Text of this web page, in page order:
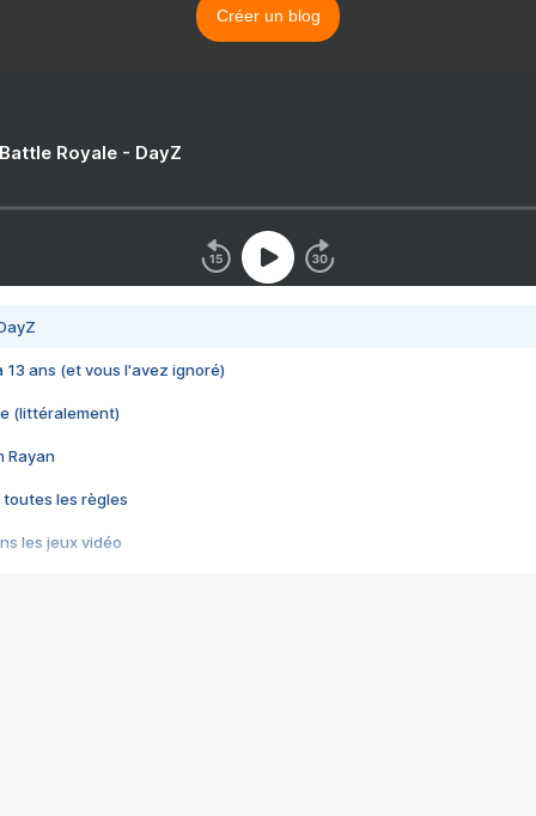
Créer un blog
Royale - DayZ
13 ans (et vous l'avez ignoré)
(littéralement)
Rayan
toutes les règles
les jeux vidéo